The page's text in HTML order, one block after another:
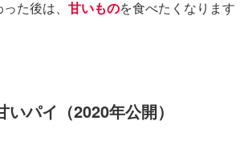
た後は、 甘いものを食べたくなります
パイ（2020年公開）